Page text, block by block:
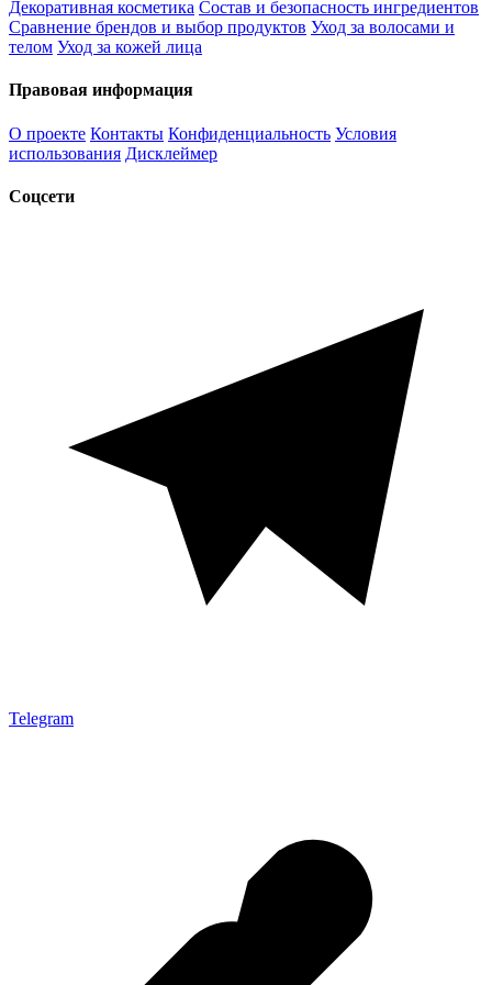
Декоративная косметика Состав и безопасность ингредиентов
Сравнение брендов и выбор продуктов Уход за волосами и
телом Уход за кожей лица
Правовая информация
О проекте Контакты Конфиденциальность Условия
использования Дисклеймер
Соцсети
Telegram